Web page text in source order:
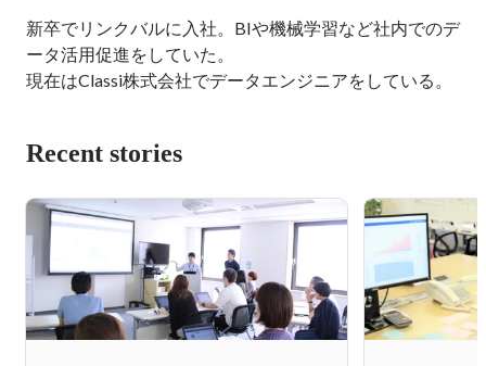
新卒でリンクバルに入社。BIや機械学習など社内でのデ
ータ活用促進をしていた。
現在はClassi株式会社でデータエンジニアをしている。
Recent stories